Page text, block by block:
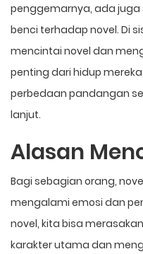
penggemarnya, ada
benci terhadap novel. Di
mencintai novel dan
penting dari hidup
perbedaan pandangan
lanjut.
Alasan
Bagi sebagian orang,
mengalami emosi dan
novel, kita bisa
karakter utama dan